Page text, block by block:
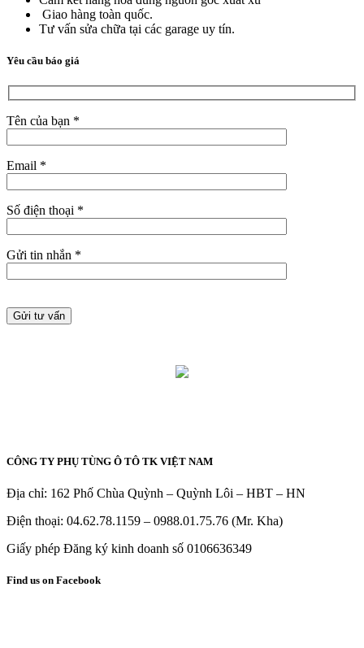
Giao hàng toàn quốc.
Tư vấn sửa chữa tại các garage uy tín.
Yêu cầu báo giá
Tên của bạn *
Email *
Số điện thoại *
Gửi tin nhắn *
CÔNG TY PHỤ TÙNG Ô TÔ TK VIỆT NAM
Địa chỉ: 162 Phố Chùa Quỳnh – Quỳnh Lôi – HBT – HN
Điện thoại: 04.62.78.1159 – 0988.01.75.76 (Mr. Kha)
Giấy phép Đăng ký kinh doanh số 0106636349
Find us on Facebook